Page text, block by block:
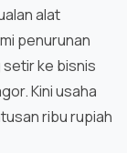
alat
penurunan
ke bisnis
Kini usaha
ribu rupiah